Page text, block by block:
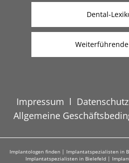
Dental-
Impressum l Datenschutz
Allgemeine
Implantologen finden| Implantatspezialisten in
Implantatspezialisten in Bielefeld |